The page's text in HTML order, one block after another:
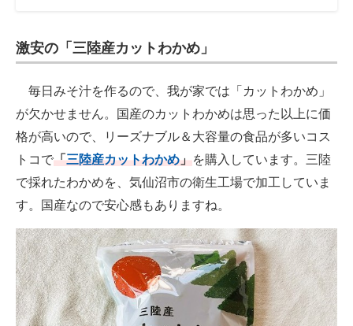
激安の「三陸産カットわかめ」
毎日みそ汁を作るので、我が家では「カットわかめ」
が欠かせません。国産のカットわかめは思った以上に価
格が高いので、リーズナブル＆大容量の食品が多いコス
トコで「三陸産カットわかめ」を購入しています。三陸
で採れたわかめを、気仙沼市の衛生工場で加工していま
す。国産なので安心感もありますね。